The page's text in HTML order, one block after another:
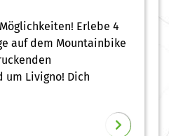
Erlebe 4
auf dem Mountainbike
um Livigno! Dich